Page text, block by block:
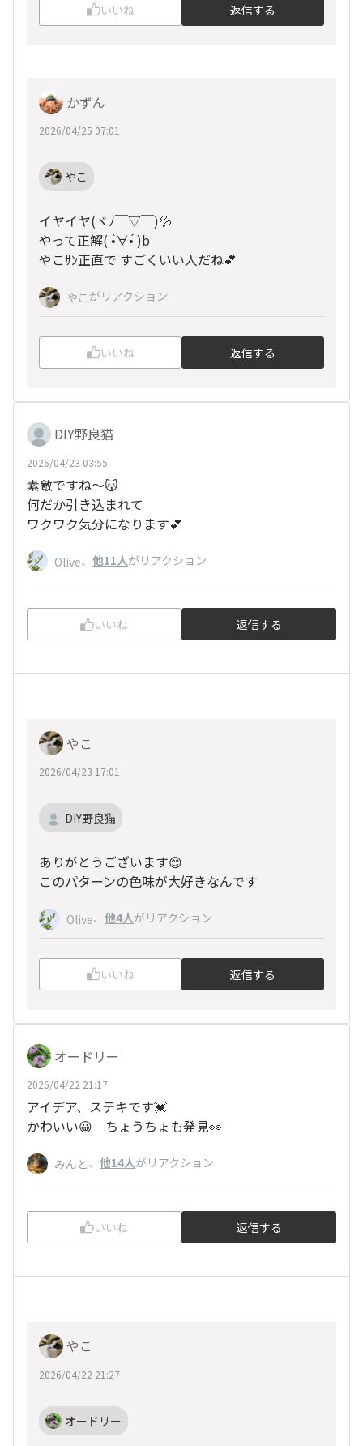
いいね 返信する
かずん
2026/04/25 07:01
やこ
イヤイヤ(ヾﾉ￣▽￣)💦
やって正解( •̀∀•́ )b
やこｻﾝ正直で すごくいい人だね💕︎
やこ がリアクション
いいね 返信する
DIY野良猫
2026/04/23 03:55
素敵ですね～😽
何だか引き込まれて
ワクワク気分になります💕
Olive、 他11人がリアクション
いいね 返信する
やこ
2026/04/23 17:01
DIY野良猫
ありがとうございます😊
このパターンの色味が大好きなんです
Olive、 他4人がリアクション
いいね 返信する
オードリー
2026/04/22 21:17
アイデア、ステキです💓
かわいい😀 ちょうちょも発見👀
みんと、 他14人がリアクション
いいね 返信する
やこ
2026/04/22 21:27
オードリー